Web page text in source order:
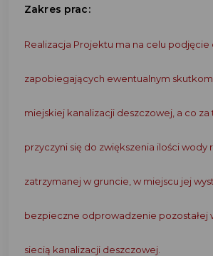
Zakres prac:
Realizacja Projektu ma na celu podjęcie
zapobiegających ewentualnym
miejskiej kanalizacji deszczowej, a co za
przyczyni się do zwiększenia ilości
zatrzymanej w gruncie, w miejscu jej
bezpieczne odprowadzenie pozostałej
siecią kanalizacji deszczowej.